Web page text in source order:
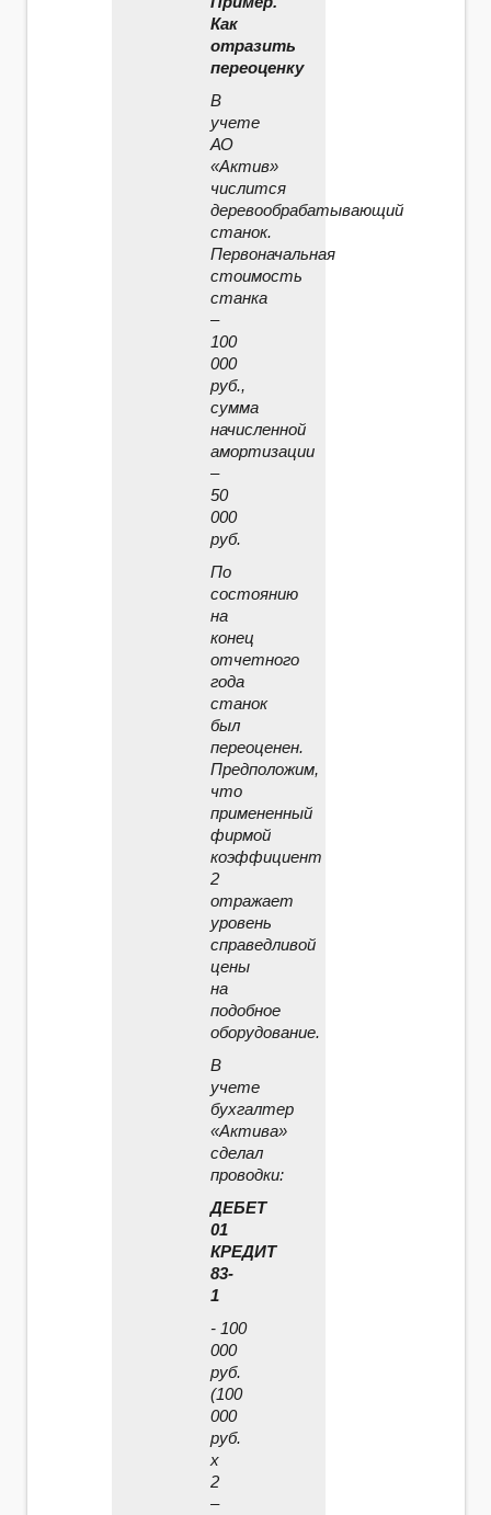
Как
отразить
переоценку
В
учете
АО
«Актив»
числится
деревообрабатывающий
станок.
Первоначальная
стоимость
станка
–
100
000
руб.,
сумма
начисленной
амортизации
–
50
000
руб.
По
состоянию
на
конец
отчетного
года
станок
был
переоценен.
Предположим,
что
примененный
фирмой
коэффициент
2
отражает
уровень
справедливой
цены
на
подобное
оборудование.
В
учете
бухгалтер
«Актива»
сделал
проводки:
ДЕБЕТ
01
КРЕДИТ
83-
1
- 100
000
руб.
(100
000
руб.
x
2
–